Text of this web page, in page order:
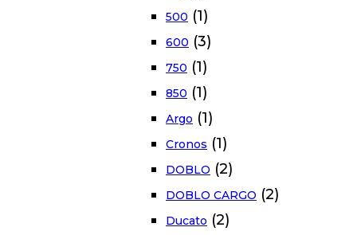
500 (1)
600 (3)
750 (1)
850 (1)
Argo (1)
Cronos (1)
DOBLO (2)
DOBLO CARGO (2)
Ducato (2)